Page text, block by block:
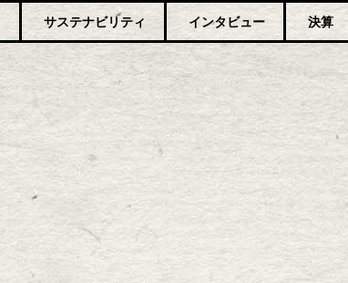
サステナビリティ インタビュー 決算